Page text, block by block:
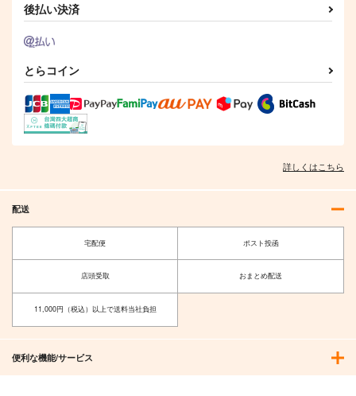
後払い決済
とらコイン
詳しくはこちら
配送
宅配便 ポスト投函
店頭受取 おまとめ配送
11,000円（税込）以上で送料当社負担
便利な機能/サービス